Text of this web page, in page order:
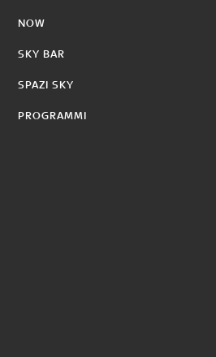
NOW
SKY BAR
SPAZI SKY
PROGRAMMI